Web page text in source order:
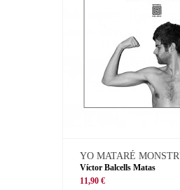
YO MATARÉ
Víctor Balcells Matas
11,90 €